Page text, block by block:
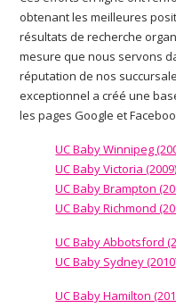
obtenant les meilleures
résultats de recherche
mesure que nous servons
réputation de nos
exceptionnel a créé une
les pages Google et
UC Baby Winnipeg
UC Baby Victoria (2009)
UC Baby Brampton
UC Baby Richmond
UC Baby Abbotsford
UC Baby Sydney
UC Baby Hamilton